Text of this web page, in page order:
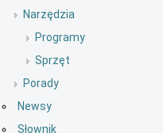
Narzędzia
Programy
Sprzęt
Porady
Newsy
Słownik